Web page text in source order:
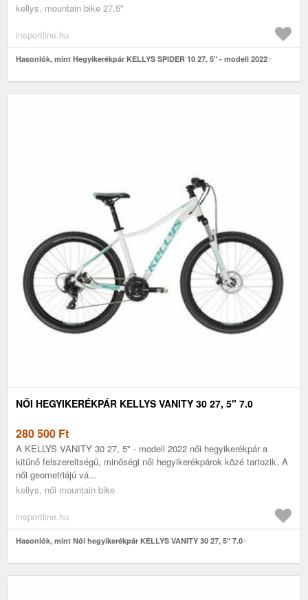
kellys, mountain bike 27,5"
insportline.hu
Hasonlók, mint Hegyikerékpár KELLYS SPIDER 10 27, 5" - modell 2022
NŐI HEGYIKERÉKPÁR KELLYS VANITY 30 27, 5" 7.0
280 500 Ft
A KELLYS VANITY 30 27, 5" - modell 2022 női hegyikerékpár a
kitűnő felszereltségű, minőségi női hegyikerékpárok közé tartozik. A
női geometriájú vá...
kellys, női mountain bike
insportline.hu
Hasonlók, mint Női hegyikerékpár KELLYS VANITY 30 27, 5" 7.0